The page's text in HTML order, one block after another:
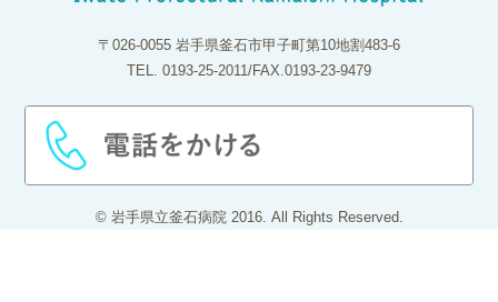
〒026-0055 岩手県釜石市甲子町第10地割483-6
TEL. 0193-25-2011/FAX.0193-23-9479
© 岩手県立釜石病院 2016. All Rights Reserved.